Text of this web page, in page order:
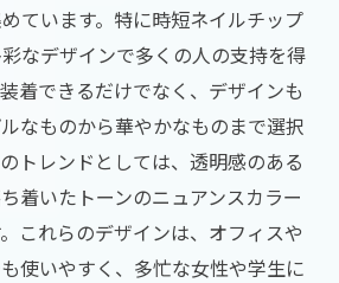
注目のネイルチップトレンドを
ンで指先に華を添えるネイルチ
イルイベントでチェックすべき
を演出するためのネイルチップ
ています。特に時短ネイルチップ
なデザインで多くの人の支持を得
着できるだけでなく、デザインも
なものから華やかなものまで選択
トレンドとしては、透明感のある
着いたトーンのニュアンスカラー
これらのデザインは、オフィスや
使いやすく、多忙な女性や学生に